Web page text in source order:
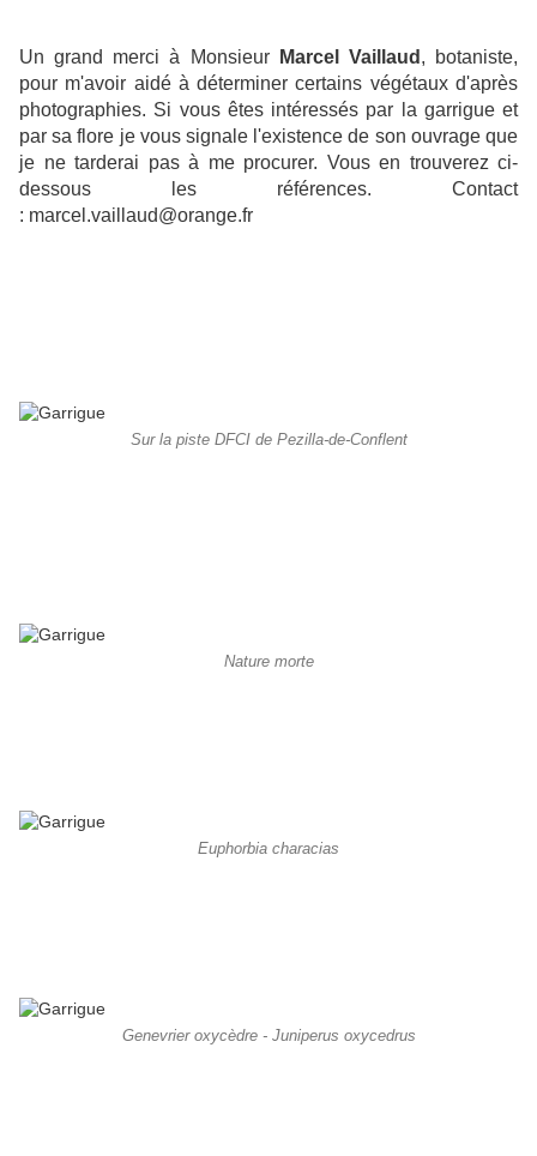
Un grand merci à Monsieur Marcel Vaillaud , botaniste,
pour m'avoir aidé à déterminer certains végétaux d'après
photographies. Si vous êtes intéressés par la garrigue et
par sa flore je vous signale l'existence de son ouvrage que
je ne tarderai pas à me procurer. Vous en trouverez ci-
dessous les références. Contact
: marcel.vaillaud@orange.fr
Sur la piste DFCI de Pezilla-de-Conflent
Nature morte
Euphorbia characias
Genevrier oxycèdre - Juniperus oxycedrus